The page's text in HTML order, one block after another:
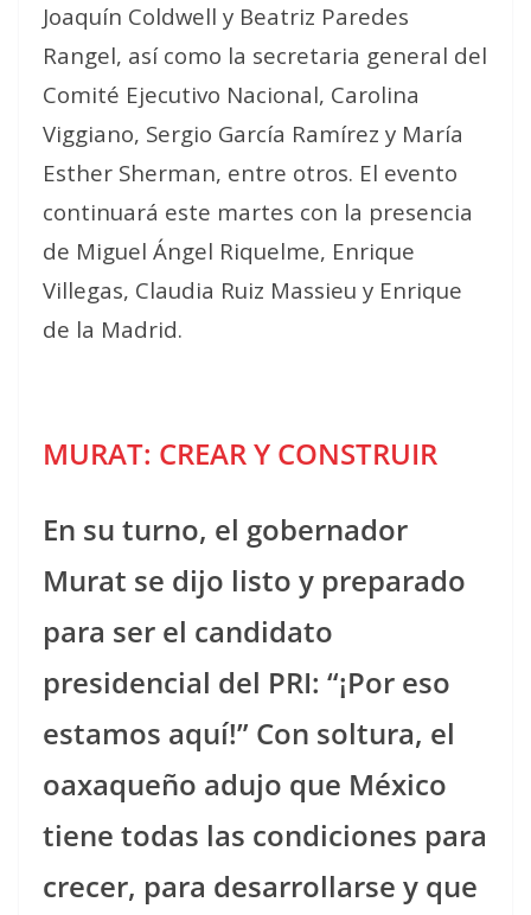
Joaquín Coldwell y Beatriz Paredes
Rangel, así como la secretaria general del
Comité Ejecutivo Nacional, Carolina
Viggiano, Sergio García Ramírez y María
Esther Sherman, entre otros. El evento
continuará este martes con la presencia
de Miguel Ángel Riquelme, Enrique
Villegas, Claudia Ruiz Massieu y Enrique
de la Madrid.
MURAT: CREAR Y CONSTRUIR
En su turno, el gobernador
Murat se dijo listo y preparado
para ser el candidato
presidencial del PRI: “¡Por eso
estamos aquí!” Con soltura, el
oaxaqueño adujo que México
tiene todas las condiciones para
crecer, para desarrollarse y que